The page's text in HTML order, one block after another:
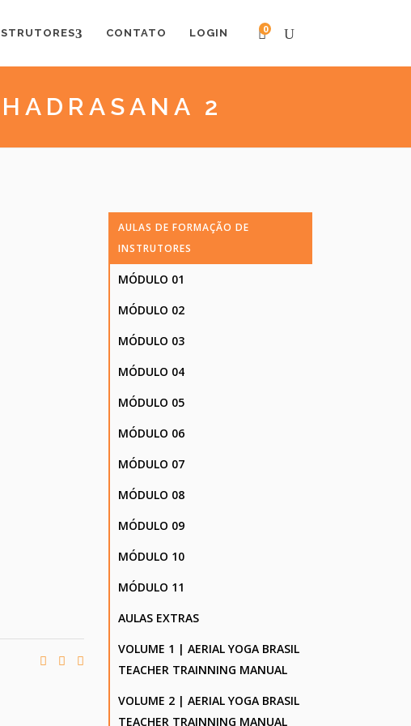
CONTATO LOGIN 0
2
AULAS DE FORMAÇÃO DE
INSTRUTORES
MÓDULO 01
MÓDULO 02
MÓDULO 03
MÓDULO 04
MÓDULO 05
MÓDULO 06
MÓDULO 07
MÓDULO 08
MÓDULO 09
MÓDULO 10
MÓDULO 11
AULAS EXTRAS
VOLUME 1 | AERIAL YOGA BRASIL
TEACHER TRAINNING MANUAL
VOLUME 2 | AERIAL YOGA BRASIL
TEACHER TRAINNING MANUAL